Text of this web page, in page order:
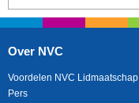
Over NVC
Voordelen NVC Lidmaatschap
Pers